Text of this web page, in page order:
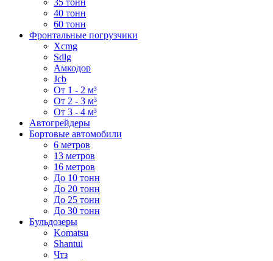
40 тонн
60 тонн
Фронтальные погрузчики
Xcmg
Sdlg
Амкодор
Jcb
От 1 - 2 м³
От 2 - 3 м³
От 3 - 4 м³
Автогрейдеры
Бортовые автомобили
6 метров
13 метров
16 метров
До 10 тонн
До 20 тонн
До 25 тонн
До 30 тонн
Бульдозеры
Komatsu
Shantui
Чтз